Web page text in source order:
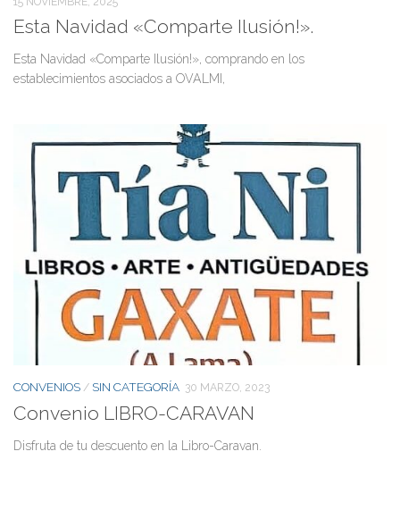
Esta Navidad «Comparte Ilusión!».
Esta Navidad «Comparte Ilusión!», comprando en los
establecimientos asociados a OVALMI,
CONVENIOS / SIN CATEGORÍA 30 MARZO, 2023
Convenio LIBRO-CARAVAN
Disfruta de tu descuento en la Libro-Caravan.